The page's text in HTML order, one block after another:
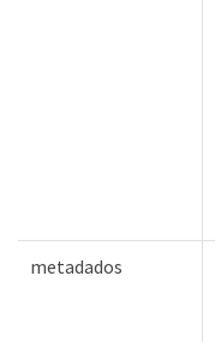
metadados